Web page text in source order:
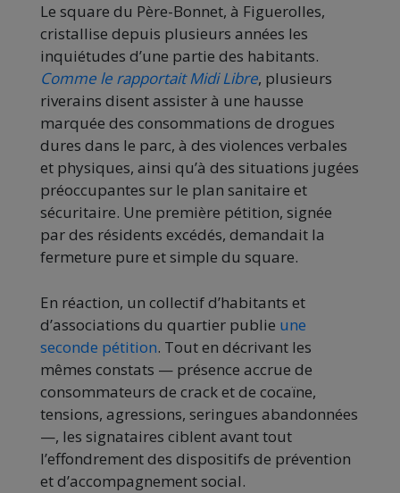
Le square du Père-Bonnet, à Figuerolles,
cristallise depuis plusieurs années les
inquiétudes d’une partie des habitants.
Comme le rapportait Midi Libre, plusieurs
riverains disent assister à une hausse
marquée des consommations de drogues
dures dans le parc, à des violences verbales
et physiques, ainsi qu’à des situations jugées
préoccupantes sur le plan sanitaire et
sécuritaire. Une première pétition, signée
par des résidents excédés, demandait la
fermeture pure et simple du square.
En réaction, un collectif d’habitants et
d’associations du quartier publie une
seconde pétition. Tout en décrivant les
mêmes constats — présence accrue de
consommateurs de crack et de cocaïne,
tensions, agressions, seringues abandonnées
—, les signataires ciblent avant tout
l’effondrement des dispositifs de prévention
et d’accompagnement social.